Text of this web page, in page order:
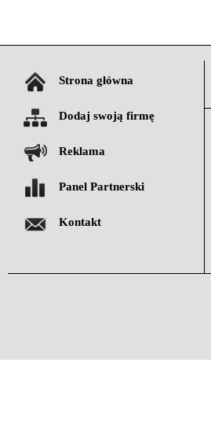
Strona główna
Dodaj swoją firmę
Reklama
Panel Partnerski
Kontakt